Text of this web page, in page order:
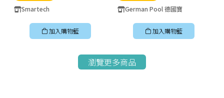
Smartech
加入購物籃
German Pool 德國寶
加入購物籃
瀏覽更多商品